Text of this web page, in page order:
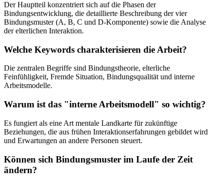
Der Hauptteil konzentriert sich auf die Phasen der
Bindungsentwicklung, die detaillierte Beschreibung der vier
Bindungsmuster (A, B, C und D-Komponente) sowie die Analyse
der elterlichen Interaktion.
Welche Keywords charakterisieren die Arbeit?
Die zentralen Begriffe sind Bindungstheorie, elterliche
Feinfühligkeit, Fremde Situation, Bindungsqualität und interne
Arbeitsmodelle.
Warum ist das "interne Arbeitsmodell" so wichtig?
Es fungiert als eine Art mentale Landkarte für zukünftige
Beziehungen, die aus frühen Interaktionserfahrungen gebildet wird
und Erwartungen an andere Personen steuert.
Können sich Bindungsmuster im Laufe der Zeit
ändern?